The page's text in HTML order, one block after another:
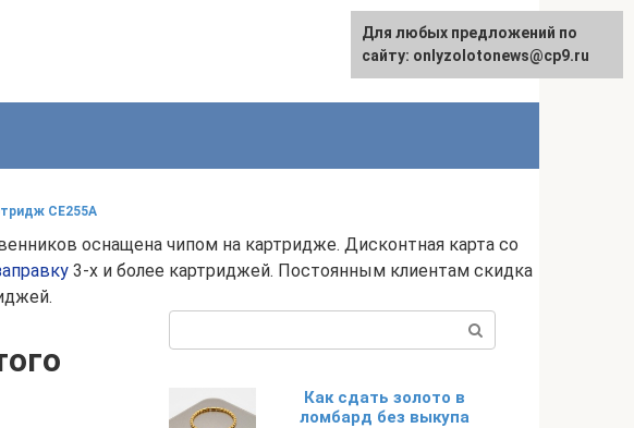
English
CE255A
оснащена чипом на картридже. Дисконтная карта со
3-х и более картриджей. Постоянным клиентам скидка
Как сдать золото в
ломбард без выкупа
Для любых предложений по
сайту: onlyzolotonews@cp9.ru